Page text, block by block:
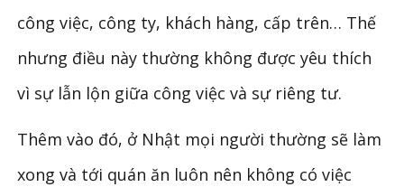
công việc, công ty, khách hàng, cấp trên… Thế
nhưng điều này thường không được yêu thích
vì sự lẫn lộn giữa công việc và sự riêng tư.
Thêm vào đó, ở Nhật mọi người thường sẽ làm
xong và tới quán ăn luôn nên không có việc